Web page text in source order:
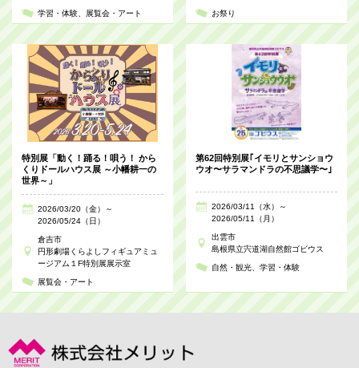
学習・体験 展覧会・アート お祭り
特別展「動く！踊る！唄う！ から
くりドールハウス展 ～小幡耕一の
世界～」
2026/03/20（金）～
2026/05/24（日）
倉吉市
円形劇場くらよしフィギュアミュ
ージアム１F特別展展示室
展覧会・アート
第62回特別展｢イモリとサンショウ
ウオ〜サラマンドラの不思議学〜｣
2026/03/11（水）～
2026/05/11（月）
出雲市
島根県立宍道湖自然館ゴビウス
自然・観光 学習・体験